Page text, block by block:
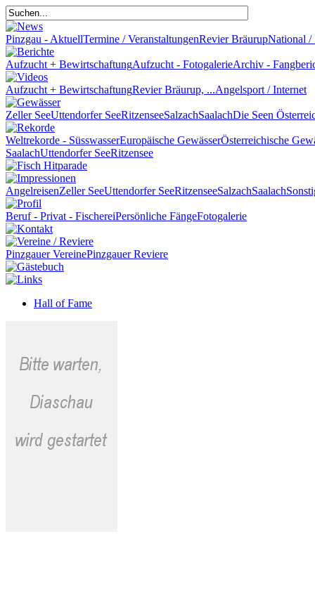
Pinzgau - AktuellTermine / VeranstaltungenRevier BräurupNational /
Aufzucht + BewirtschaftungAufzucht - FotogalerieArchiv -
Aufzucht + BewirtschaftungRevier Bräurup, ...Angelsport / Internet
Zeller SeeUttendorfer SeeRitzenseeSalzachSaalachDie Seen
Weltrekorde - SüsswasserEuropäische GewässerÖsterreichische
SaalachUttendorfer SeeRitzensee
AngelreisenZeller SeeUttendorfer SeeRitzenseeSalzachSaalach
Beruf - Privat - FischereiPersönliche FängeFotogalerie
Pinzgauer VereinePinzgauer Reviere
Hall of Fame